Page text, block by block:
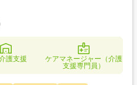
護支援
ケアマネージャー（介護
支援専門員）